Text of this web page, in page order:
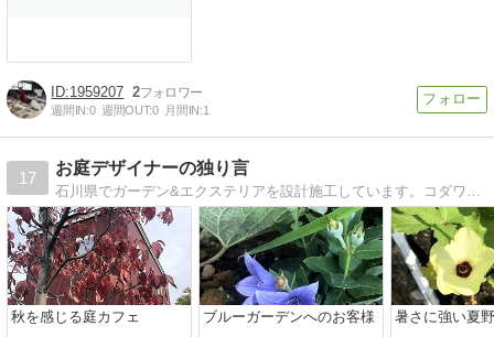
1959207 2
週間IN:0 週間OUT:0 月間IN:1
17
お庭デザイナーの独り言
石川県でガーデン&エクステリアを設計施工しています。コダワリのデザインを得意とし、日々奮闘しています。
秋を感じる庭カフェ ブルーガーデンへのお客様 暑さに強い夏